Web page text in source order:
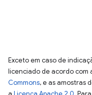
Exceto em caso de
licenciado de acordo com
Commons, e as amostras